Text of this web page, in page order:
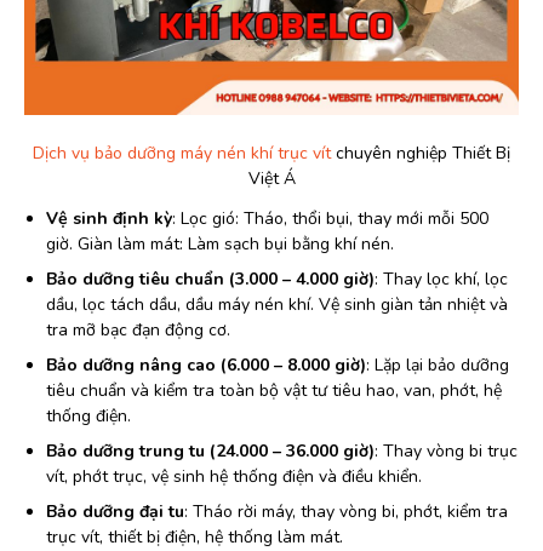
Dịch vụ bảo dưỡng máy nén khí trục vítchuyên nghiệp Thiết Bị
Việt Á
Vệ sinh định kỳ: Lọc gió: Tháo, thổi bụi, thay mới mỗi 500
giờ. Giàn làm mát: Làm sạch bụi bằng khí nén.
Bảo dưỡng tiêu chuẩn (3.000 – 4.000 giờ): Thay lọc khí, lọc
dầu, lọc tách dầu, dầu máy nén khí. Vệ sinh giàn tản nhiệt và
tra mỡ bạc đạn động cơ.
Bảo dưỡng nâng cao (6.000 – 8.000 giờ): Lặp lại bảo dưỡng
tiêu chuẩn và kiểm tra toàn bộ vật tư tiêu hao, van, phớt, hệ
thống điện.
Bảo dưỡng trung tu (24.000 – 36.000 giờ): Thay vòng bi trục
vít, phớt trục, vệ sinh hệ thống điện và điều khiển.
Bảo dưỡng đại tu: Tháo rời máy, thay vòng bi, phớt, kiểm tra
trục vít, thiết bị điện, hệ thống làm mát.